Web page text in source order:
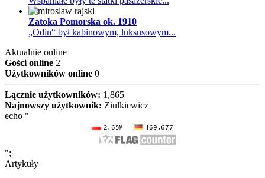
Zatoka Pomorska ok. 1910
„Odin“ był kabinowym, luksusowym...
Aktualnie online
Gości online 2
Użytkowników online 0
Łącznie użytkowników: 1,865
Najnowszy użytkownik: Ziulkiewicz
echo "
";
Artykuły